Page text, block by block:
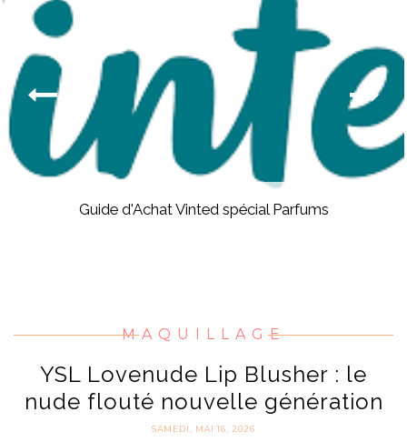
Guide d'Achat Vinted spécial Parfums
MAQUILLAGE
YSL Lovenude Lip Blusher : le
nude flouté nouvelle génération
SAMEDI, MAI 16, 2026